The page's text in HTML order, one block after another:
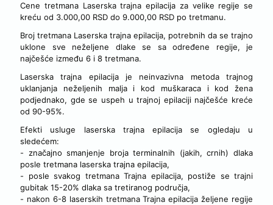
Cene tretmana Laserska trajna epilacija za velike regije se
kreću od 3.000,00 RSD do 9.000,00 RSD po tretmanu.
Broj tretmana Laserska trajna epilacija, potrebnih da se trajno
uklone sve neželjene dlake se sa određene regije, je
najčešće između 6 i 8 tretmana.
Laserska trajna epilacija je neinvazivna metoda trajnog
uklanjanja neželjenih malja i kod muškaraca i kod žena
podjednako, gde se uspeh u trajnoj epilaciji najčešće kreće
od 90-95%.
Efekti usluge laserska trajna epilacija se ogledaju u
sledećem:
- značajno smanjenje broja terminalnih (jakih, crnih) dlaka
posle tretmana laserska trajna epilacija,
- posle svakog tretmana Trajna epilacija, postiže se trajni
gubitak 15-20% dlaka sa tretiranog područja,
- nakon 6-8 laserskih tretmana Trajna epilacija željene regije